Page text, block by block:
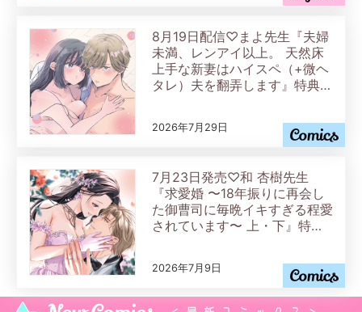
8月19日配信♡まよ先生『夫婦
未満、レンアイ以上。 天然床
上手な新妻はハイスペ（+微ヘ
タレ）夫を翻弄します』特典情
2026年7月29日
7月23日発売♡和 杏樹先生
『求愛婚 〜18年振りに再会し
た御曹司に毎晩イキすぎる程愛
されています〜 上・下』特典
2026年7月9日